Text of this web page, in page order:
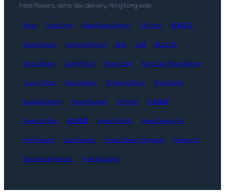
Fresh flowers, same-day delivery, Hong Kong wide.
Florist · Florist Shop · Dubai Flower Delivery · UK Florist · 香港花店 ·
Flower Delivery · Hong Kong Florist · 送花 · 訂花 · 網上訂花 ·
Florist Delivery · Online Florist · Flower Shop · Same-Day Flower Delivery
· Luxury Florist · Rose Delivery · Singapore Florist · Floral Design ·
Bouquet Delivery · Flower Bouquet · HK Florist · 訂花推薦 ·
Flower Gift Box · 花店推薦 · Agnes B Florist · Flower Delivery HK ·
Fresh Flowers · Local Flowers · Flower Delivery Singapore · Flowers UK ·
Flower Arrangements · Fresh Bouquets